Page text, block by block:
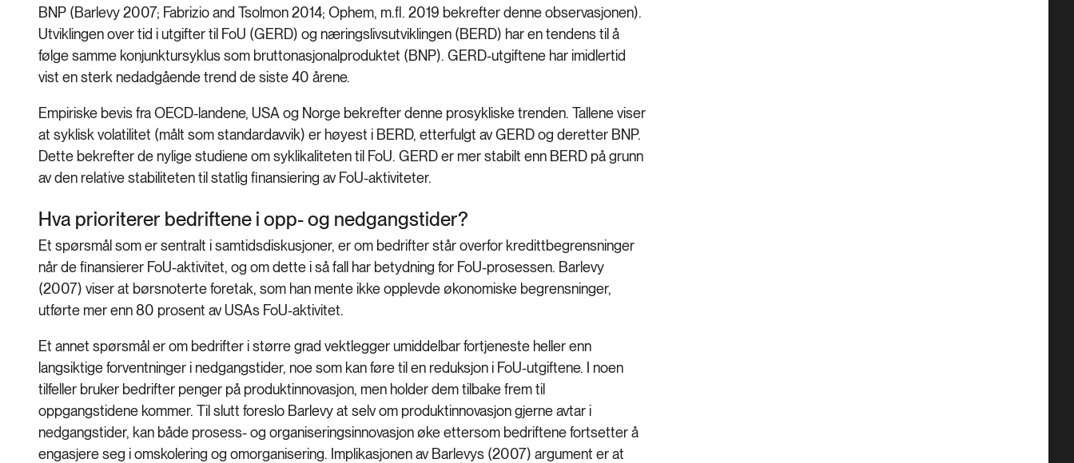
BNP (Barlevy 2007; Fabrizio and Tsolmon 2014; Ophem, m.fl. 2019 bekrefter denne observasjonen).
Utviklingen over tid i utgifter til FoU (GERD) og næringslivsutviklingen (BERD) har en tendens til å
følge samme konjunktursyklus som bruttonasjonalproduktet (BNP). GERD-utgiftene har imidlertid
vist en sterk nedadgående trend de siste 40 årene.
Empiriske bevis fra OECD-landene, USA og Norge bekrefter denne prosykliske trenden. Tallene viser
at syklisk volatilitet (målt som standardavvik) er høyest i BERD, etterfulgt av GERD og deretter BNP.
Dette bekrefter de nylige studiene om syklikaliteten til FoU. GERD er mer stabilt enn BERD på grunn
av den relative stabiliteten til statlig finansiering av FoU-aktiviteter.
Hva prioriterer bedriftene i opp- og nedgangstider?
Et spørsmål som er sentralt i samtidsdiskusjoner, er om bedrifter står overfor kredittbegrensninger
når de finansierer FoU-aktivitet, og om dette i så fall har betydning for FoU-prosessen. Barlevy
(2007) viser at børsnoterte foretak, som han mente ikke opplevde økonomiske begrensninger,
utførte mer enn 80 prosent av USAs FoU-aktivitet.
Et annet spørsmål er om bedrifter i større grad vektlegger umiddelbar fortjeneste heller enn
langsiktige forventninger i nedgangstider, noe som kan føre til en reduksjon i FoU-utgiftene. I noen
tilfeller bruker bedrifter penger på produktinnovasjon, men holder dem tilbake frem til
oppgangstidene kommer. Til slutt foreslo Barlevy at selv om produktinnovasjon gjerne avtar i
nedgangstider, kan både prosess- og organiseringsinnovasjon øke ettersom bedriftene fortsetter å
engasjere seg i omskolering og omorganisering. Implikasjonen av Barlevys (2007) argument er at